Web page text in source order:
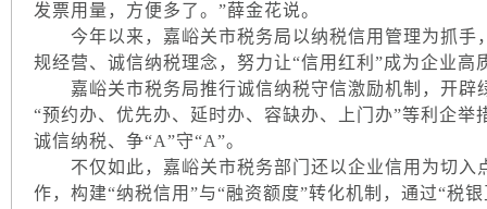
发票用量，方便多了。”薛金花说。
今年以来，嘉峪关市税务局以纳税信用管理为抓手
规经营、诚信纳税理念，努力让“信用红利”成为企业高
嘉峪关市税务局推行诚信纳税守信激励机制，开辟
“预约办、优先办、延时办、容缺办、上门办”等利企
诚信纳税、争“A”守“A”。
不仅如此，嘉峪关市税务部门还以企业信用为切入
作，构建“纳税信用”与“融资额度”转化机制，通过“税